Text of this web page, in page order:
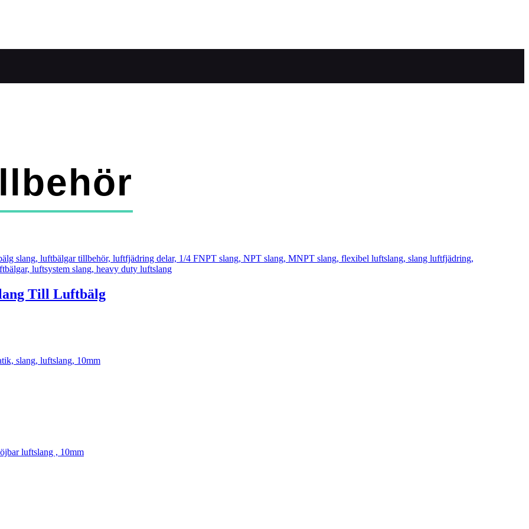
Till Luftbälg